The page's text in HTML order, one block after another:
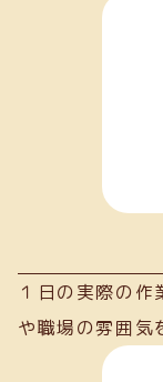
１日の実際の
や職場の雰囲気